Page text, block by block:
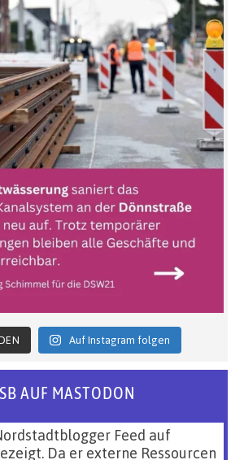
Auf Instagram folgen
AUF MASTODON
Feed auf
Da er externe Ressourcen